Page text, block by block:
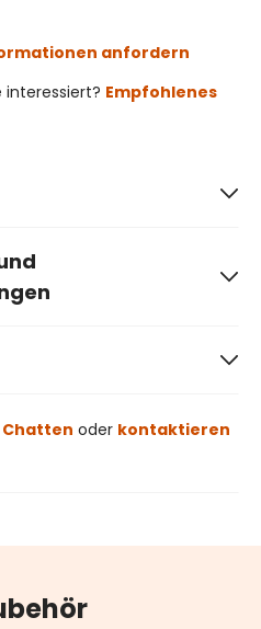
anfordern
interessiert? Empfohlenes
Chatten oder kontaktieren